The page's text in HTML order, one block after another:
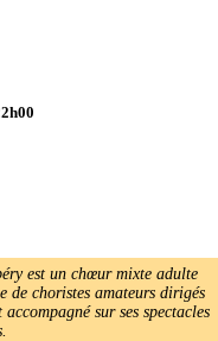
est un chœur mixte adulte
de choristes amateurs dirigés
sur ses spectacles